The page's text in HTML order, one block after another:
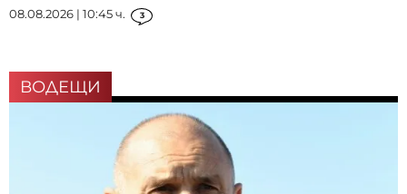
08.08.2026 | 10:45 ч. 3
ВОДЕЩИ